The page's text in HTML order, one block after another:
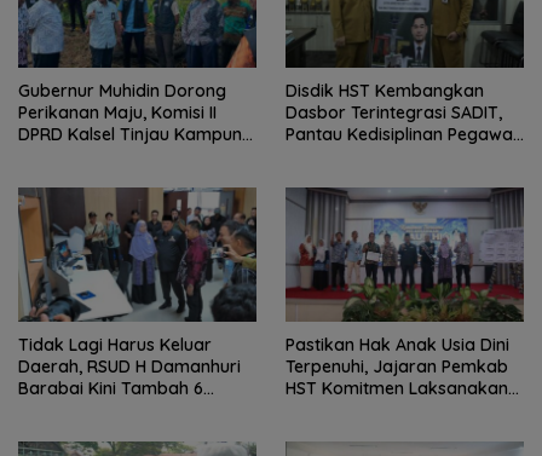
Gubernur Muhidin Dorong
Perikanan Maju, Komisi II
DPRD Kalsel Tinjau Kampung
Disdik HST Kembangkan
Dasbor Terintegrasi SADIT,
Pantau Kedisiplinan Pegawai
Tidak Lagi Harus Keluar
Daerah, RSUD H Damanhuri
Barabai Kini Tambah 6
Pastikan Hak Anak Usia Dini
Terpenuhi, Jajaran Pemkab
HST Komitmen Laksanakan